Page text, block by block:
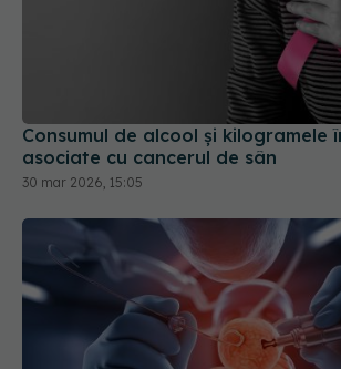
Consumul de alcool și kilogramele
asociate cu cancerul de sân
30 mar 2026, 15:05